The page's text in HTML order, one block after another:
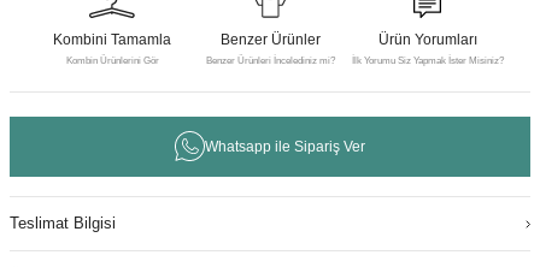
Kombini Tamamla
Kombin Ürünlerini Gör
Benzer Ürünler
Benzer Ürünleri İncelediniz mi?
Ürün Yorumları
İlk Yorumu Siz Yapmak İster Misiniz?
Whatsapp ile Sipariş Ver
Teslimat Bilgisi